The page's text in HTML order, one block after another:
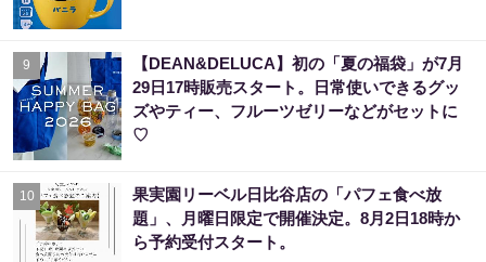
9
【DEAN&DELUCA】初の「夏の福袋」が7月
29日17時販売スタート。日常使いできるグッ
ズやティー、フルーツゼリーなどがセットに
♡
10
果実園リーベル日比谷店の「パフェ食べ放
題」、月曜日限定で開催決定。8月2日18時か
ら予約受付スタート。